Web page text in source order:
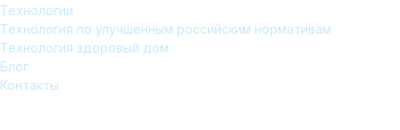
Технологии
Технология по улучшенным российским нормативам
Технология здоровый дом
Блог
Контакты